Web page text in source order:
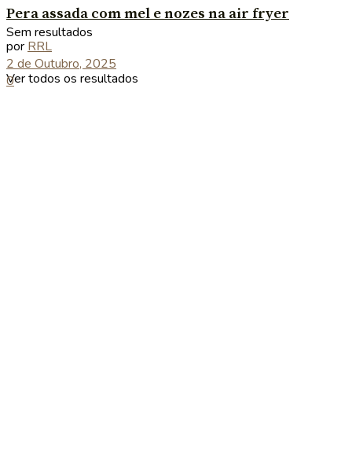
Sem resultados
Ver todos os resultados
Pera assada com mel e nozes na air fryer
por RRL
2 de Outubro, 2025
0